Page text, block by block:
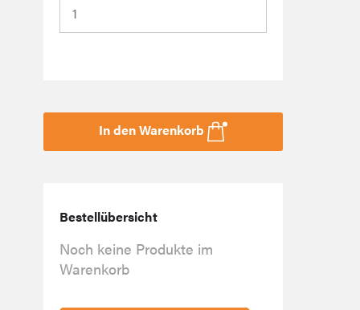
In den Warenkorb
Bestellübersicht
Noch keine Produkte im
Warenkorb